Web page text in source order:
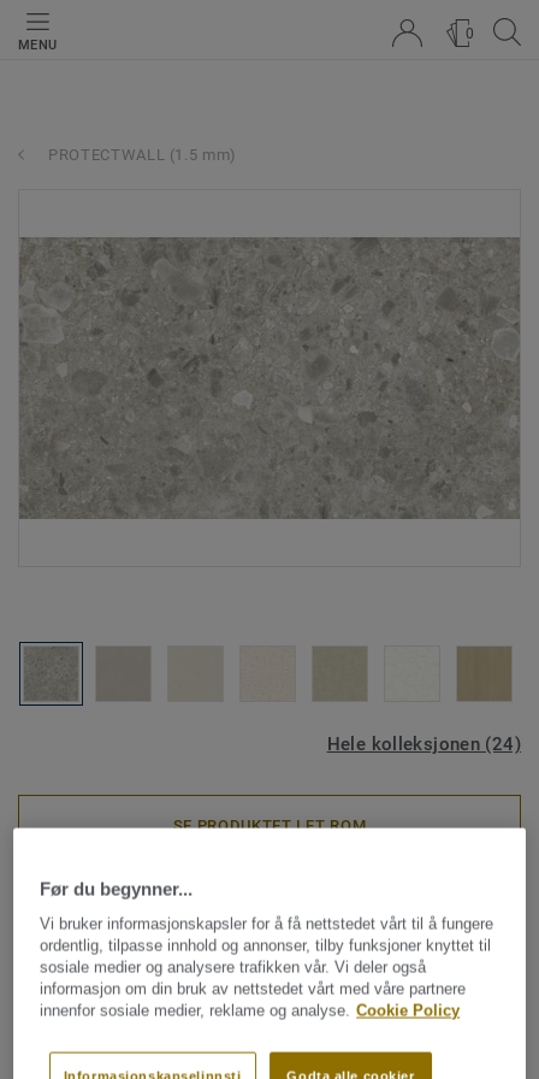
MENU
0
PROTECTWALL (1.5 mm)
Hele kolleksjonen (24)
SE PRODUKTET I ET ROM
Veggbelegg
PROTECTWALL (1.5 mm) -
Breccia Stone GREY
designet for korridorer og pasientrom i svært krevende
Før du begynner...
Vi bruker informasjonskapsler for å få nettstedet vårt til å fungere
ordentlig, tilpasse innhold og annonser, tilby funksjoner knyttet til
sosiale medier og analysere trafikken vår. Vi deler også
informasjon om din bruk av nettstedet vårt med våre partnere
innenfor sosiale medier, reklame og analyse. Cookie Policy
Godta alle cookier
Informasjonskapselinnsti